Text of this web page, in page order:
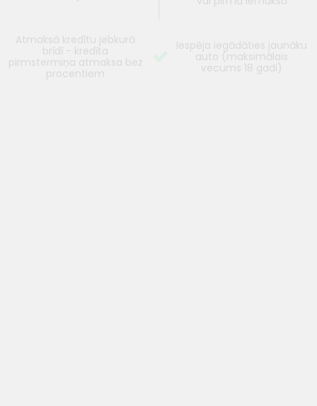
Atmaksā kredītu jebkurā
brīdī - kredīta
pirmstermiņa atmaksa bez
procentiem
Iespēja iegādāties jaunāku
auto (maksimālais
vecums 18 gadi)